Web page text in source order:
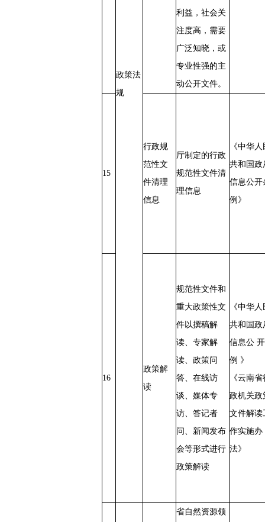
政策法
规
利益，社会关
注度高，需要
广泛知晓，或
专业性强的主
动公开文件。
15
行政规
范性文
件清理
信息
厅制定的行政
规范性文件清
理信息
《中华人
共和国政
信息公开
例》
16
政策解
读
规范性文件和
重大政策性文
件以撰稿解
读、专家解
读、政策问
答、在线访
谈、媒体专
访、答记者
问、新闻发布
会等形式进行
政策解读
《中华人
共和国政
信息公
例 》
《云南省
政机关政
文件解读
作实施办
法》
省自然资源领